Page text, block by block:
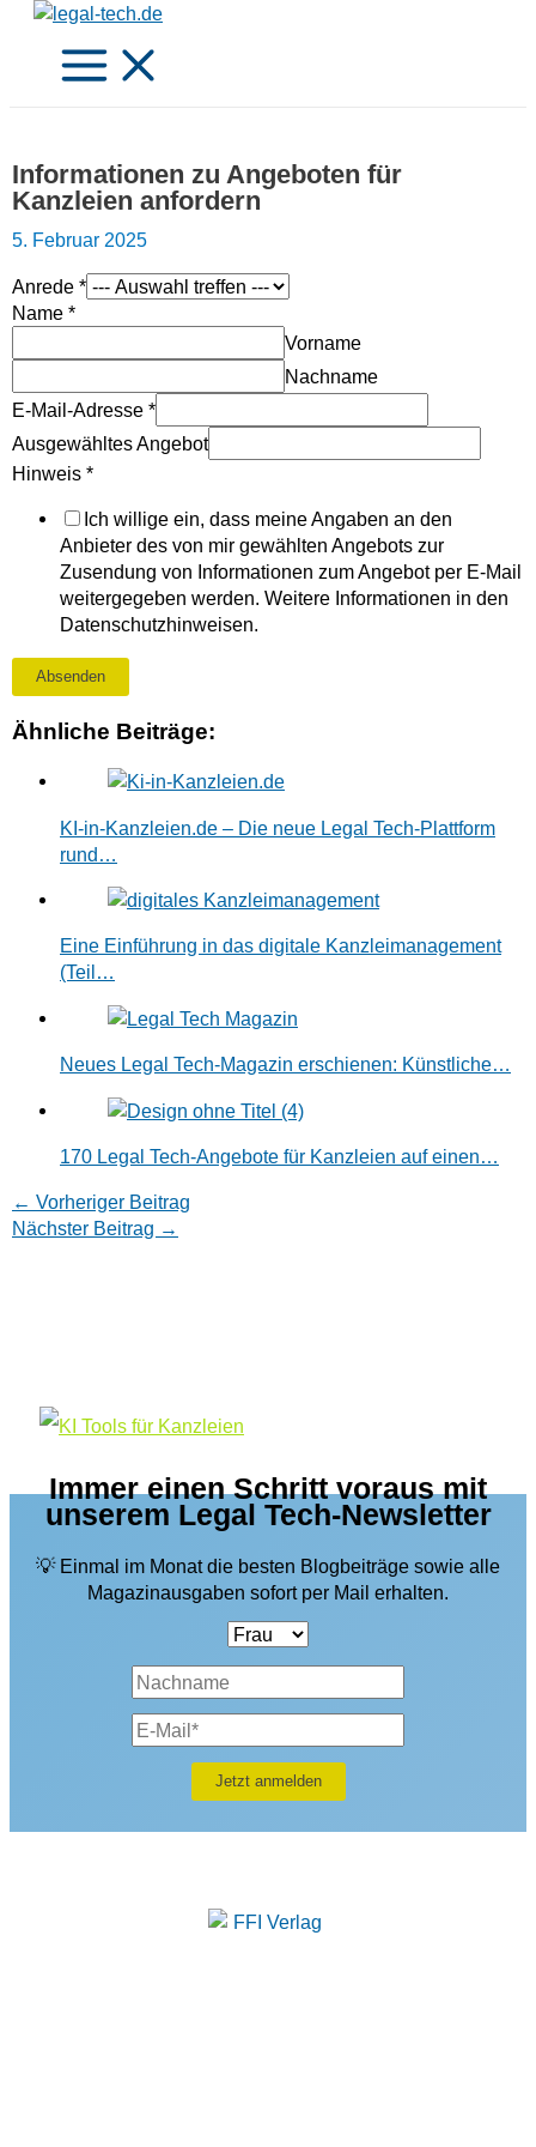
Zum
springen
Informationen zu Angeboten für
Kanzleien anfordern
5. Februar 2025
Anrede *
Name *
Vorname
Nachname
Hinweis
Anrede
Ausgewähltes
E-Mail-Adresse *
Ausgewähltes Angebot
Hinweis *
Ich willige ein, dass meine Angaben an den
Anbieter des von mir gewählten Angebots zur
Zusendung von Informationen zum Angebot per E-Mail
weitergegeben werden. Weitere Informationen in den
Datenschutzhinweisen.
Absenden
Ähnliche Beiträge:
KI-in-Kanzleien.de – Die neue Legal Tech-Plattform
rund…
Eine Einführung in das digitale Kanzleimanagement
(Teil…
Neues Legal Tech-Magazin erschienen: Künstliche…
170 Legal Tech-Angebote für Kanzleien auf einen…
← Vorheriger Beitrag
Nächster Beitrag →
Immer einen Schritt voraus mit
unserem Legal Tech-Newsletter
💡 Einmal im Monat die besten Blogbeiträge sowie alle
Magazinausgaben sofort per Mail erhalten.